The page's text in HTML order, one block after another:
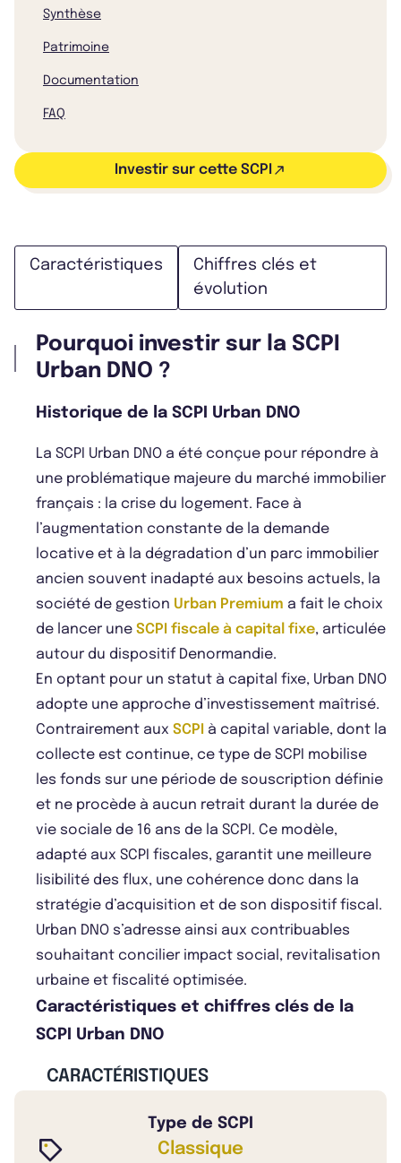
Synthèse
Patrimoine
Documentation
FAQ
Investir sur cette SCPI
Caractéristiques
Chiffres clés et
évolution
Pourquoi investir sur la SCPI
Urban DNO ?
Historique de la SCPI Urban DNO
La SCPI Urban DNO a été conçue pour répondre à
une problématique majeure du marché immobilier
français : la crise du logement. Face à
l’augmentation constante de la demande
locative et à la dégradation d’un parc immobilier
ancien souvent inadapté aux besoins actuels, la
société de gestion Urban Premium a fait le choix
de lancer une SCPI fiscale à capital fixe, articulée
autour du dispositif Denormandie.
En optant pour un statut à capital fixe, Urban DNO
adopte une approche d’investissement maîtrisé.
Contrairement aux SCPI à capital variable, dont la
collecte est continue, ce type de SCPI mobilise
les fonds sur une période de souscription définie
et ne procède à aucun retrait durant la durée de
vie sociale de 16 ans de la SCPI. Ce modèle,
adapté aux SCPI fiscales, garantit une meilleure
lisibilité des flux, une cohérence donc dans la
stratégie d’acquisition et de son dispositif fiscal.
Urban DNO s’adresse ainsi aux contribuables
souhaitant concilier impact social, revitalisation
urbaine et fiscalité optimisée.
Caractéristiques et chiffres clés de la
SCPI Urban DNO
CARACTÉRISTIQUES
Type de SCPI
Classique